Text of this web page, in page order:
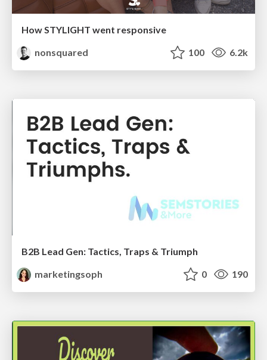
How STYLIGHT went responsive
nonsquared
100 6.2k
B2B Lead Gen: Tactics, Traps & Triumph
marketingsoph
0 190